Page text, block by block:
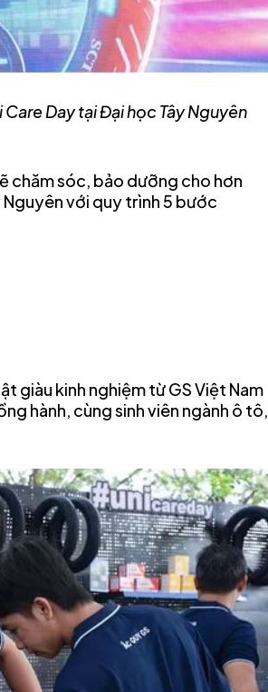
Day tại Đại học Tây Nguyên
chăm sóc, bảo dưỡng cho hơn
Nguyên với quy trình 5 bước
giàu kinh nghiệm từ GS Việt Nam
hành, cùng sinh viên ngành ô tô,